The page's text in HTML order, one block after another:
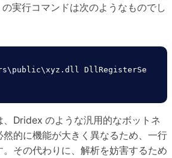
実行コマンドは次のようなものでし
DllRegisterSe
、Dridex のような汎用的なボットネ
然的に機能が大きく異なるため、一行
その代わりに、解析を妨害するため